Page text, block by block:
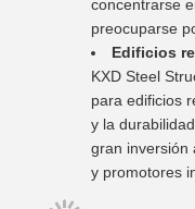
concentrarse
preocuparse
Edificios
KXD Steel
para edificios
y la
gran inversión
y promotores